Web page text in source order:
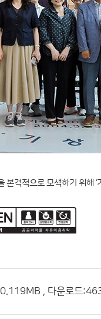
격적으로 모색하기 위해
, 다운로드